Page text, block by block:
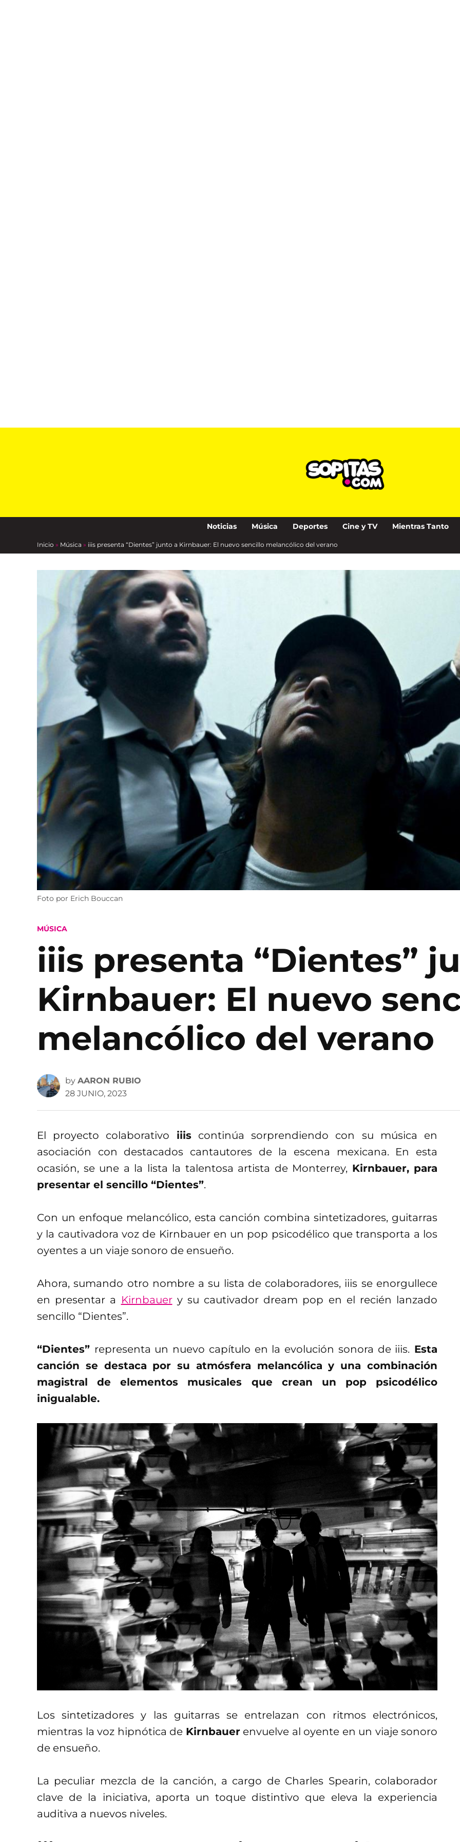
Noticias Música Deportes Cine y TV Mientras Tanto
Inicio » Música » iiis presenta “Dientes” junto a Kirnbauer: El nuevo sencillo melancólico del verano
Foto por Erich Bouccan
POSTED
MÚSICA
iiis presenta “Dientes”
Kirnbauer: El nuevo
melancólico del verano
by AARON RUBIO
28 JUNIO, 2023
El proyecto colaborativo iiiscontinúa sorprendiendo con su música en
asociación con destacados cantautores de la escena mexicana. En esta
ocasión, se une a la lista la talentosa artista de Monterrey, Kirnbauer, para
presentar el sencillo “Dientes”.
Con un enfoque melancólico, esta canción combina sintetizadores, guitarras
y la cautivadora voz de Kirnbauer en un pop psicodélico que transporta a los
oyentes a un viaje sonoro de ensueño.
Ahora, sumando otro nombre a su lista de colaboradores, iiis se enorgullece
en presentar a Kirnbauery su cautivador dream pop en el recién lanzado
sencillo “Dientes”.
“Dientes” representa un nuevo capítulo en la evolución sonora de iiis. Esta
canción se destaca por su atmósfera melancólica y una combinación
magistral de elementos musicales que crean un pop psicodélico
inigualable.
Los sintetizadores y las guitarras se entrelazan con ritmos electrónicos,
mientras la voz hipnótica de Kirnbauerenvuelve al oyente en un viaje sonoro
de ensueño.
La peculiar mezcla de la canción, a cargo de Charles Spearin, colaborador
clave de la iniciativa, aporta un toque distintivo que eleva la experiencia
auditiva a nuevos niveles.